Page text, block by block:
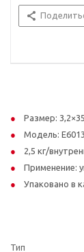
Размер:
Модель: E6013
2,5 кг/
Применение:
Упаковано в
Тип